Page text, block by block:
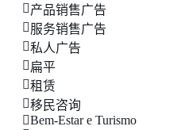
产品销售广告
服务销售广告
私人广告
扁平
租赁
移民咨询
Bem-Estar e Turismo